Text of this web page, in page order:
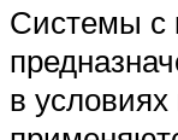
Системы с
в условиях